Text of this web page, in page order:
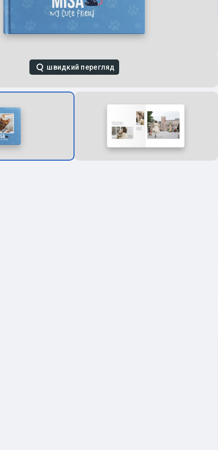
швидкий перегляд